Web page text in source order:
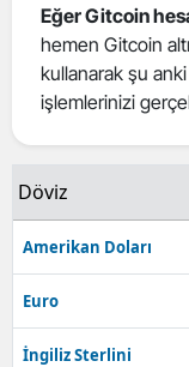
Eğer Gitcoin
hemen Gitcoin
kullanarak şu
işlemlerinizi
Döviz
Amerikan Doları
Euro
İngiliz Sterlini